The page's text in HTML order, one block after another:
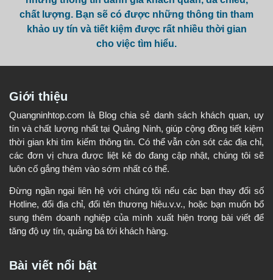
chất lượng. Bạn sẽ có được những thông tin tham
khảo uy tín và tiết kiệm được rất nhiều thời gian
cho việc tìm hiểu.
Giới thiệu
Quangninhtop.com là Blog chia sẻ danh sách khách quan, uy
tín và chất lượng nhất tại Quảng Ninh, giúp cộng đồng tiết kiệm
thời gian khi tìm kiếm thông tin. Có thể vẫn còn sót các địa chỉ,
các đơn vị chưa được liệt kê do đang cập nhật, chúng tôi sẽ
luôn cố gắng thêm vào sớm nhất có thể.
Đừng ngần ngại liên hệ với chúng tôi nếu các bạn thay đổi số
Hotline, đổi địa chỉ, đổi tên thương hiệu.v.v., hoặc bạn muốn bổ
sung thêm doanh nghiệp của mình xuất hiện trong bài viết để
tăng độ uy tín, quảng bá tới khách hàng.
Bài viết nổi bật